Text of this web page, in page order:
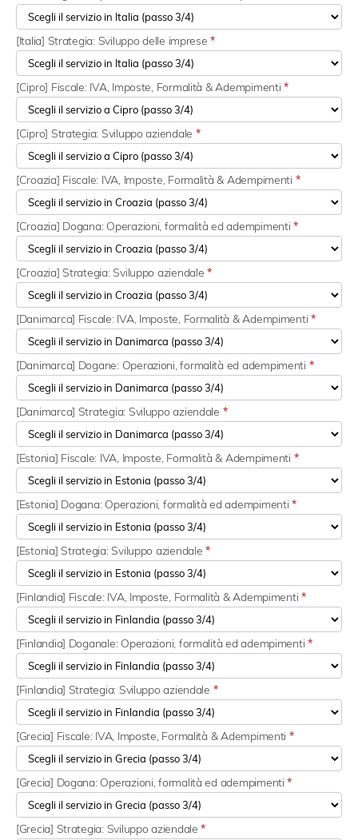
[Italia] Strategia: Sviluppo delle imprese*
[Cipro] Fiscale: IVA, Imposte, Formalità & Adempimenti*
[Cipro] Strategia: Sviluppo aziendale *
[Croazia] Fiscale: IVA, Imposte, Formalità & Adempimenti *
[Croazia] Dogana: Operazioni, formalità ed adempimenti*
[Croazia] Strategia: Sviluppo aziendale*
[Danimarca] Fiscale: IVA, Imposte, Formalità & Adempimenti*
[Danimarca] Dogane: Operazioni, formalità ed adempimenti *
[Danimarca] Strategia: Sviluppo aziendale *
[Estonia] Fiscale: IVA, Imposte, Formalità & Adempimenti *
[Estonia] Dogana: Operazioni, formalità ed adempimenti*
[Estonia] Strategia: Sviluppo aziendale*
[Finlandia] Fiscale: IVA, Imposte, Formalità & Adempimenti*
[Finlandia] Doganale: Operazioni, formalità ed adempimenti*
[Finlandia] Strategia: Sviluppo aziendale *
[Grecia] Fiscale: IVA, Imposte, Formalità & Adempimenti *
[Grecia] Dogana: Operazioni, formalità ed adempimenti*
[Grecia] Strategia: Sviluppo aziendale*